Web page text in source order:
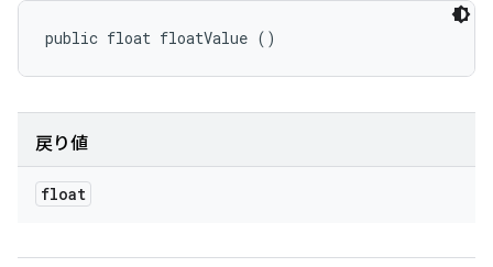
public float floatValue ()
戻り値
float